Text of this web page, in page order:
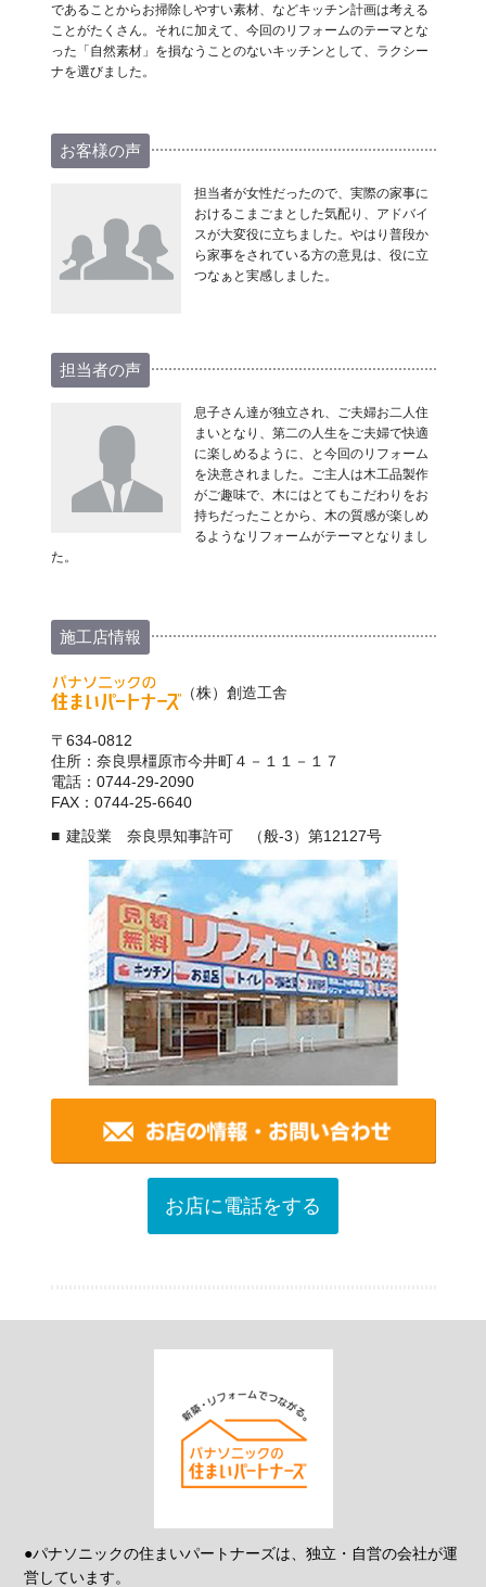
であることからお掃除しやすい素材、などキッチン計画は考える
ことがたくさん。それに加えて、今回のリフォームのテーマとな
った「自然素材」を損なうことのないキッチンとして、ラクシー
ナを選びました。
お客様の声
担当者が女性だったので、実際の家事に
おけるこまごまとした気配り、アドバイ
スが大変役に立ちました。やはり普段か
ら家事をされている方の意見は、役に立
つなぁと実感しました。
担当者の声
息子さん達が独立され、ご夫婦お二人住
まいとなり、第二の人生をご夫婦で快適
に楽しめるように、と今回のリフォーム
を決意されました。ご主人は木工品製作
がご趣味で、木にはとてもこだわりをお
持ちだったことから、木の質感が楽しめ
るようなリフォームがテーマとなりまし
た。
施工店情報
（株）創造工舎
〒634-0812
住所：奈良県橿原市今井町４－１１－１７
電話：0744-29-2090
FAX：0744-25-6640
建設業 奈良県知事許可 （般-3）第12127号
お店に電話をする
●パナソニックの住まいパートナーズは、独立・自営の会社が運
営しています。